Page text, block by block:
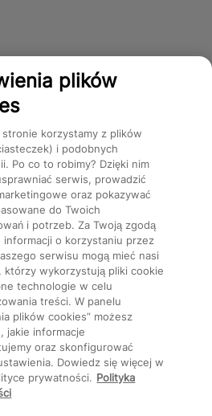
Marki CMS
plików cookie
plików
stronie korzystamy z plików
i podobnych
Po co to robimy? Dzięki nim
serwis, prowadzić
oraz pokazywać
do Twoich
i potrzeb. Za Twoją zgodą
informacji o korzystaniu przez
serwisu mogą mieć nasi
którzy wykorzystują pliki cookie
technologie w celu
treści. W panelu
plików cookies” możesz
jakie informacje
oraz skonfigurować
Dowiedz się więcej w
prywatności. Polityka